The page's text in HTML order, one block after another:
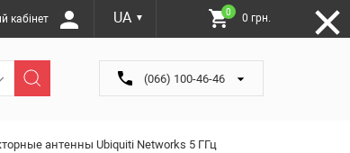
кабінет UA ▼
0 0 грн.
(066) 100-46-46
антенны Ubiquiti Networks 5 ГГц